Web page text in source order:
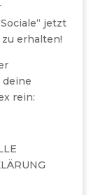
jetzt
erhalten!
deine
rein: